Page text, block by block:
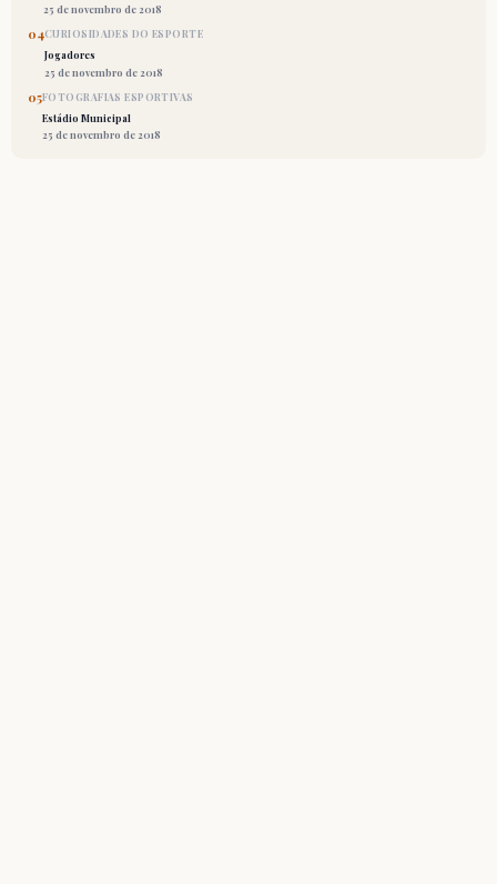
25 de novembro de 2018
04CURIOSIDADES DO ESPORTE
Jogadores
25 de novembro de 2018
05FOTOGRAFIAS ESPORTIVAS
Estádio Municipal
25 de novembro de 2018